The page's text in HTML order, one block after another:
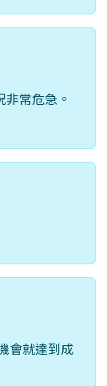
常危急。
會就達到成